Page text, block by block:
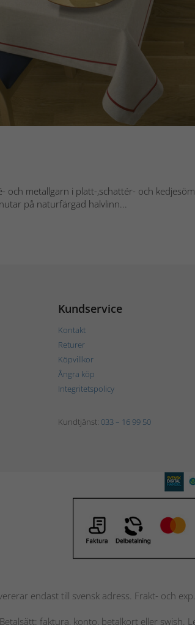
och metallgarn i platt-,schattér- och kedjesöm
på naturfärgad halvlinn...
Kundservice
Kontakt
Returer
Köpvillkor
Ångra köp
Integritetspolicy
Kundtjänst: 033 – 16 99 50
endast till svensk adress. Frakt- och
Betalsätt: faktura, konto, betalkort eller swish.